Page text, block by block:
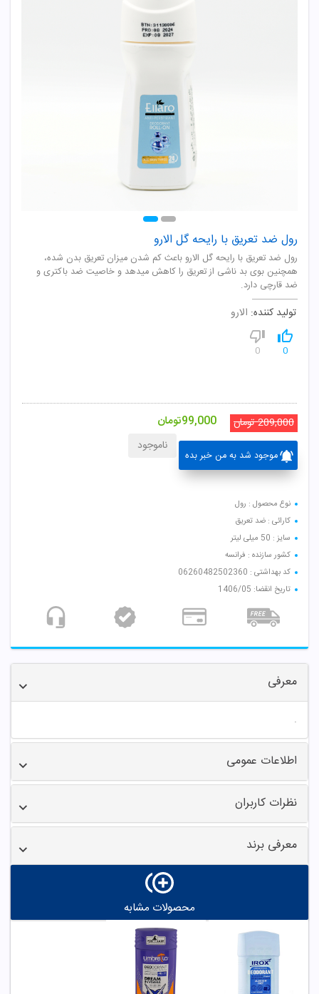
رول ضد تعریق با رایحه گل الارو
رول ضد تعریق با رایحه گل الارو باعث کم شدن میزان تعریق بدن شده،
همچنین بوی بد ناشی از تعریق را کاهش میدهد و خاصیت ضد باکتری و
ضد قارچی دارد.
تولید کننده: الارو
0
0
209,000تومان 99,000تومان
موجود شد به من خبر بده
ناموجود
نوع محصول : رول
کارائی : ضد تعریق
سایز : 50 میلی لیتر
کشور سازنده : فرانسه
کد بهداشتی : 06260482502360
تاریخ انقضا: 1406/05
معرفی
.
اطلاعات عمومی
نظرات کاربران
معرفی برند
محصولات مشابه